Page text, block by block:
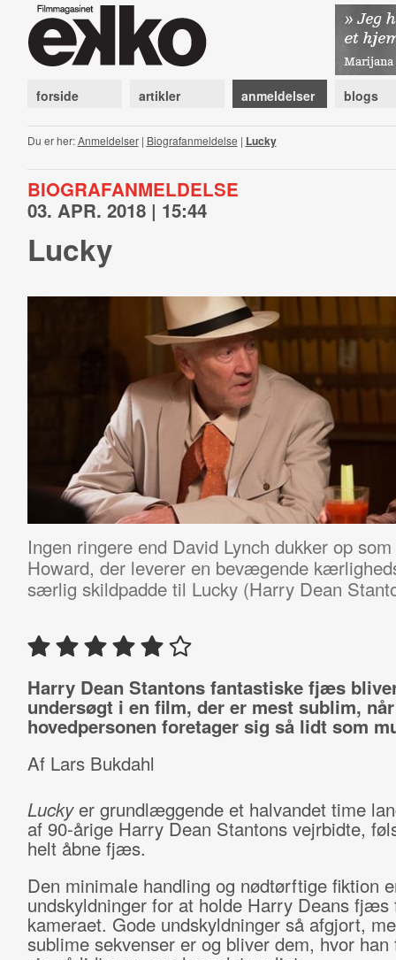
forside artikler anmeldelser blogs
Du er her:Anmeldelser| Biografanmeldelse | Lucky
BIOGRAFANMELDELSE
03. APR. 2018 | 15:44
Lucky
Ingen ringere end David Lynch dukker op
Howard, der leverer en bevægende
særlig skildpadde til Lucky (Harry Dean
Harry Dean Stantons fantastiske fjæs
undersøgt i en film, der er mest sublim, når
hovedpersonen foretager sig så lidt som
Af Lars Bukdahl
Luckyer grundlæggende et halvandet time
af 90-årige Harry Dean Stantons vejrbidte,
helt åbne fjæs.
Den minimale handling og nødtørftige fiktion
undskyldninger for at holde Harry Deans fjæs
kameraet. Gode undskyldninger så afgjort,
sublime sekvenser er og bliver dem, hvor han